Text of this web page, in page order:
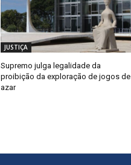
JUSTIÇA
Supremo julga legalidade da
proibição da exploração de jogos de
azar